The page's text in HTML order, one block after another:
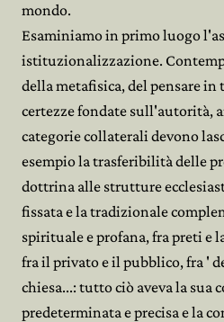
mondo.
Esaminiamo in primo luogo
istituzionalizzazione.
della metafisica, del pensare
certezze fondate sull'autorità,
categorie collaterali devono
esempio la trasferibilità delle
dottrina alle strutture
fissata e la tradizionale
spirituale e profana, fra preti e
fra il privato e il pubblico, fra '
chiesa...: tutto ciò aveva la sua
predeterminata e precisa e la